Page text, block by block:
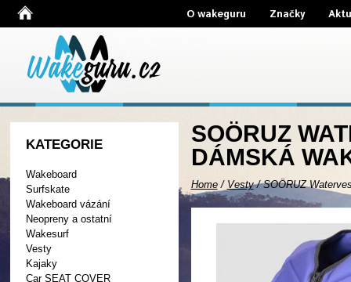
O wakeguru Značky
KATEGORIE
Wakeboard
Surfskate
Wakeboard vázání
Neopreny a ostatní
Wakesurf
Vesty
Kajaky
Car SEAT COVER
SOÖRUZ
DÁMSKÁ
Home/ Vesty/SOÖRUZ